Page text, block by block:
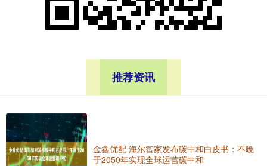
推荐资讯
金鑫优配 海尔智家发布碳中和白皮书：不晚
于2050年实现全球运营碳中和